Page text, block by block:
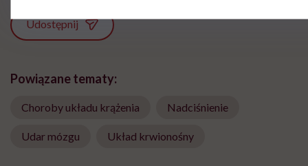
Udostępnij
Powiązane tematy:
Choroby układu krążenia Nadciśnienie
Udar mózgu Układ krwionośny